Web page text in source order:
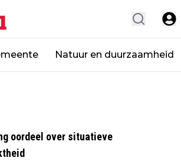
Natuur en duurzaamheid
oordeel over situatieve